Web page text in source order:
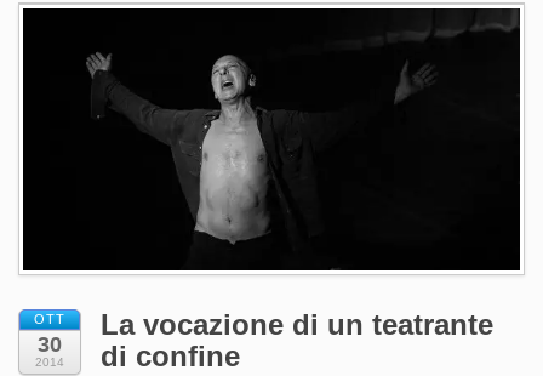
OTT
30
2014
La vocazione di un teatrante
di confine